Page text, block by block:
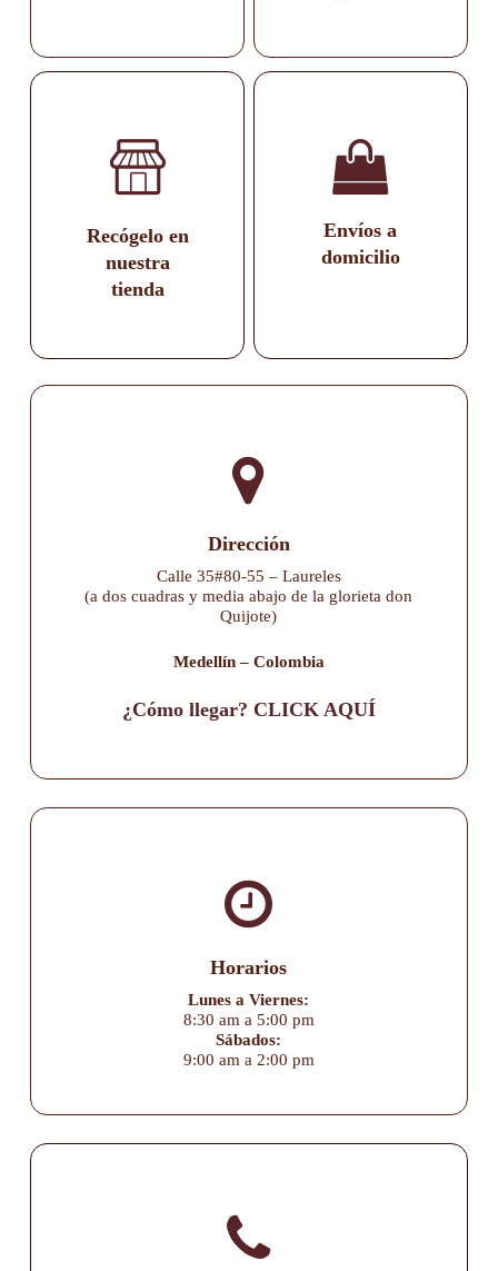
Recógelo en
nuestra
tienda
Envíos a
domicilio
Dirección
Calle 35#80-55 – Laureles
(a dos cuadras y media abajo de la glorieta don
Quijote)
Medellín – Colombia
¿Cómo llegar? CLICK AQUÍ
Horarios
Lunes a Viernes:
8:30 am a 5:00 pm
Sábados:
9:00 am a 2:00 pm